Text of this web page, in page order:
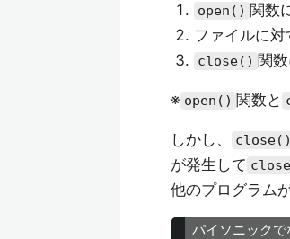
open() 関数
ファイルに
close() 関
※ open() 関数と
しかし、 close()
が発生して
他のプログラム
パイソニックで